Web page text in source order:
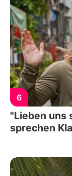
6
"Lieben uns
sprechen